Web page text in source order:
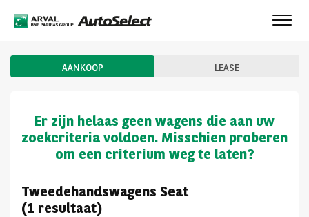
AANKOOP LEASE
Er zijn helaas geen wagens die aan uw
zoekcriteria voldoen. Misschien proberen
om een criterium weg te laten?
Tweedehandswagens Seat
(1 resultaat)